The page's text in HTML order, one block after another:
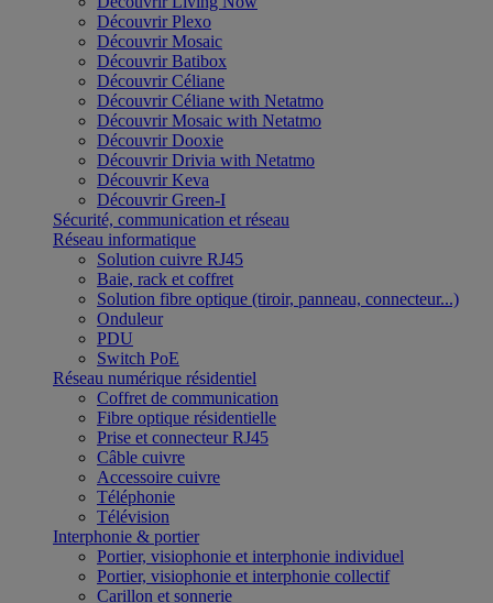
Découvrir Plexo
Découvrir Mosaic
Découvrir Batibox
Découvrir Céliane
Découvrir Céliane with Netatmo
Découvrir Mosaic with Netatmo
Découvrir Dooxie
Découvrir Drivia with Netatmo
Découvrir Keva
Découvrir Green-I
Sécurité, communication et réseau
Réseau informatique
Solution cuivre RJ45
Baie, rack et coffret
Solution fibre optique (tiroir, panneau, connecteur...)
Onduleur
PDU
Switch PoE
Réseau numérique résidentiel
Coffret de communication
Fibre optique résidentielle
Prise et connecteur RJ45
Câble cuivre
Accessoire cuivre
Téléphonie
Télévision
Interphonie & portier
Portier, visiophonie et interphonie individuel
Portier, visiophonie et interphonie collectif
Carillon et sonnerie